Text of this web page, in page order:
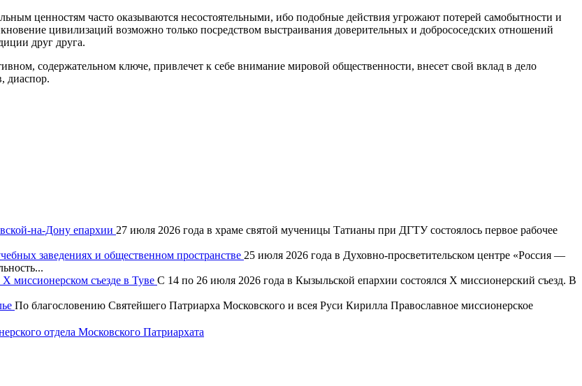
ценностям часто оказываются несостоятельными, ибо подобные действия угрожают потерей самобытности и
цивилизаций возможно только посредством выстраивания доверительных и добрососедских отношений
друг друга.
содержательном ключе, привлечет к себе внимание мировой общественности, внесет свой вклад в дело
диаспор.
на-Дону епархии 27 июля 2026 года в храме святой мученицы Татианы при ДГТУ состоялось первое рабочее
заведениях и общественном пространстве 25 июля 2026 года в Духовно-просветительском центре «Россия —
миссионерском съезде в Туве С 14 по 26 июля 2026 года в Кызыльской епархии состоялся X миссионерский съезд. В
По благословению Святейшего Патриарха Московского и всея Руси Кирилла Православное миссионерское
отдела Московского Патриархата